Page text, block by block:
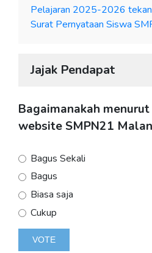
Pelajaran 2025-2026 tekan
Surat Pernyataan Siswa
Jajak Pendapat
Bagaimanakah
website SMPN21
Bagus Sekali
Bagus
Biasa saja
Cukup